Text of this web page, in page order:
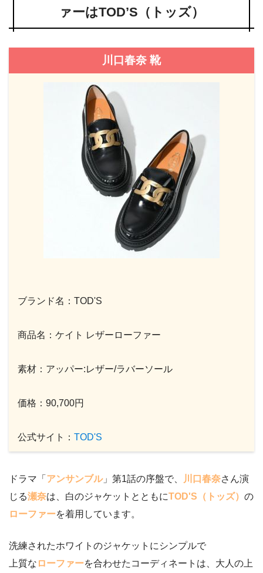
ァーはTOD’S（トッズ）
川口春奈 靴
ブランド名：TOD'S
商品名：ケイト レザーローファー
素材：アッパー:レザー/ラバーソール
価格：90,700円
公式サイト： TOD'S
ドラマ「 アンサンブル」第1話の序盤で、 川口春奈さん演
じる瀬奈は、白のジャケットとともにTOD'S（トッズ） の
ローファーを着用しています。
洗練されたホワイトのジャケットにシンプルで
上質な ローファーを合わせたコーディネートは、大人の上